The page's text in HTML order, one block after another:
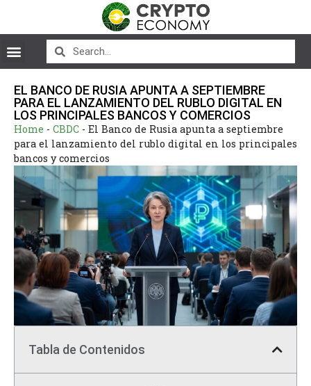
EL BANCO DE RUSIA APUNTA A SEPTIEMBRE
PARA EL LANZAMIENTO DEL RUBLO DIGITAL EN
LOS PRINCIPALES BANCOS Y COMERCIOS
Home - CBDC - El Banco de Rusia apunta a septiembre
para el lanzamiento del rublo digital en los principales
bancos y comercios
Tabla de Contenidos